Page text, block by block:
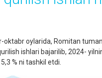
oktabr oylarida, Romitan
ishlari bajarilib, 2024-
% ni tashkil etdi.